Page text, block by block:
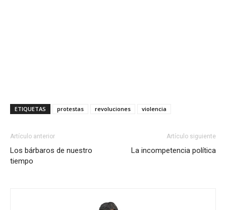
ETIQUETAS protestas revoluciones violencia
Artículo anterior
Los bárbaros de nuestro
tiempo
Artículo siguiente
La incompetencia política